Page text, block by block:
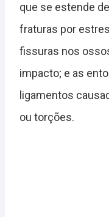
que se estende
fraturas por
fissuras nos
impacto; e as
ligamentos
ou torções.